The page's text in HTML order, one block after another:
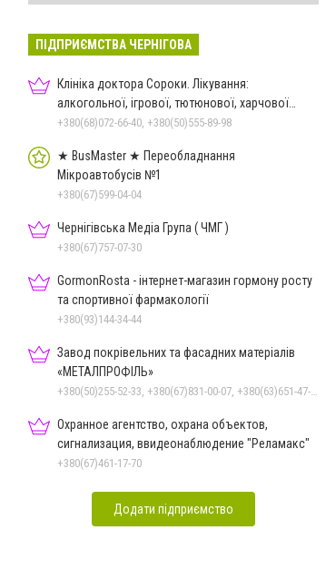
ПІДПРИЄМСТВА ЧЕРНІГОВА
Клініка доктора Сороки. Лікування:
алкогольної, ігрової, тютюнової, харчової
залежностей, неврозів т
+380(68)072-66-40, +380(50)555-89-98
★ BusMaster ★ Переобладнання
Мікроавтобусів №1
+380(67)599-04-04
Чернігівська Медіа Група ( ЧМГ )
+380(67)757-07-30
GormonRosta - інтернет-магазин гормону росту
та спортивної фармакології
+380(93)144-34-44
Завод покрівельних та фасадних матеріалів
«МЕТАЛПРОФІЛЬ»
Охранное агентство, охрана объектов,
сигнализация, ввидеонаблюдение "Реламакс"
+380(67)461-17-70
Додати підприємство